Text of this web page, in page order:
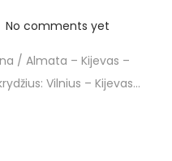
No comments yet
/ Almata – Kijevas –
Vilnius – Kijevas…